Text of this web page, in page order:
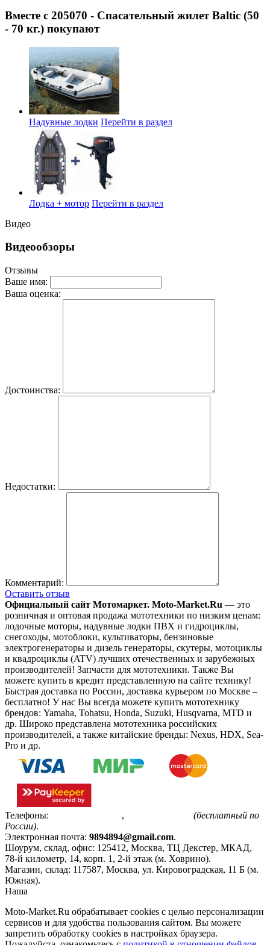
Вместе с 205070 - Спасательный жилет Baltic (50
- 70 кг.) покупают
Надувные лодки Перейти в раздел
Лодка + мотор Перейти в раздел
Видео
Видеообзоры
Отзывы
Ваше имя:
Ваша оценка:
Достоинства:
Недостатки:
Комментарий:
Оставить отзыв
Официальный сайт Мотомаркет. Moto-Market.Ru — это
розничная и оптовая продажа мототехники по низким ценам:
лодочные моторы, надувные лодки ПВХ и гидроциклы,
снегоходы, мотоблоки, культиваторы, бензиновые
электрогенераторы и дизель генераторы, скутеры, мотоциклы
и квадроциклы (ATV) лучших отечественных и зарубежных
производителей! Запчасти для мототехники. Также Вы
можете купить в кредит представленную на сайте технику!
Быстрая доставка по России, доставка курьером по Москве –
бесплатно! У нас Вы всегда можете купить мототехнику
брендов: Yamaha, Tohatsu, Honda, Suzuki, Husqvarna, MTD и
др. Широко представлена мототехника российских
производителей, а также китайские бренды: Nexus, HDX, Sea-
Pro и др.
Телефоны: ,
(бесплатный по
России).
Электронная почта: 9894894@gmail.com.
Шоурум, склад, офис: 125412, Москва, ТЦ Декстер, МКАД,
78-й километр, 14, корп. 1, 2-й этаж (м. Ховрино).
Магазин, склад: 117587, Москва, ул. Кировоградская, 11 Б (м.
Южная).
Наша
Moto-Market.Ru обрабатывает сookies с целью персонализации
сервисов и для удобства пользования сайтом. Вы можете
запретить обработку сookies в настройках браузера.